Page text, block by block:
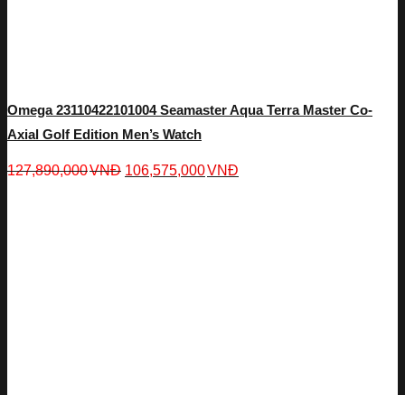
Omega 23110422101004 Seamaster Aqua Terra Master Co-
Axial Golf Edition Men’s Watch
127,890,000VNĐ 106,575,000VNĐ